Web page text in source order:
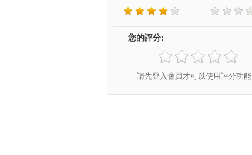
您的評分:
請先登入會員才可以使用評分功能